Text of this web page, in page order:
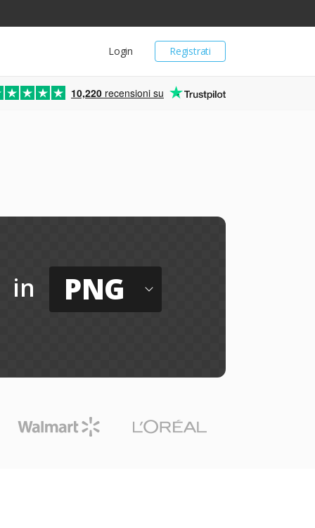
Registrati
Login
10,220 recensioni su
in PNG